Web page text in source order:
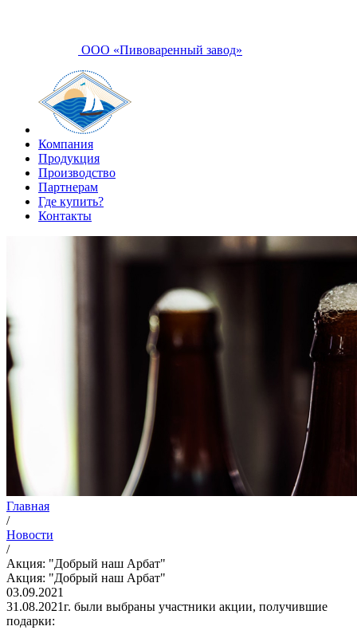
ООО «Пивоваренный завод»
Компания
Продукция
Производство
Партнерам
Где купить?
Контакты
Главная
/
Новости
/
Акция: "Добрый наш Арбат"
Акция: "Добрый наш Арбат"
03.09.2021
31.08.2021г. были выбраны участники акции, получившие
подарки: